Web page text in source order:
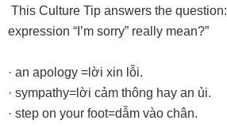
This Culture Tip answers the
expression “I’m sorry” really mean?”
· an apology =lời xin lỗi.
· sympathy=lời cảm thông hay an ủi.
· step on your foot=dẫm vào chân.